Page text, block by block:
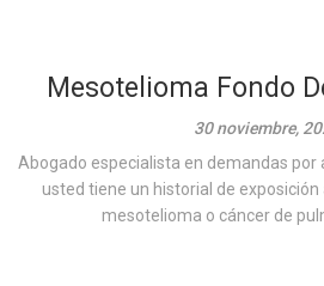
Mesotelioma Fondo
30 noviembre,
Abogado especialista en demandas
usted tiene un historial de
mesotelioma o cáncer de